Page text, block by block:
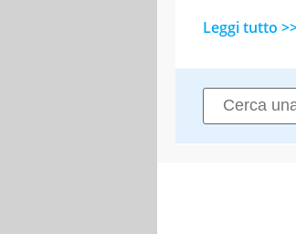
Leggi tutto